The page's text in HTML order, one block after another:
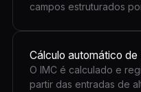
campos estruturados
Cálculo automático de
O IMC é calculado e
partir das entradas de